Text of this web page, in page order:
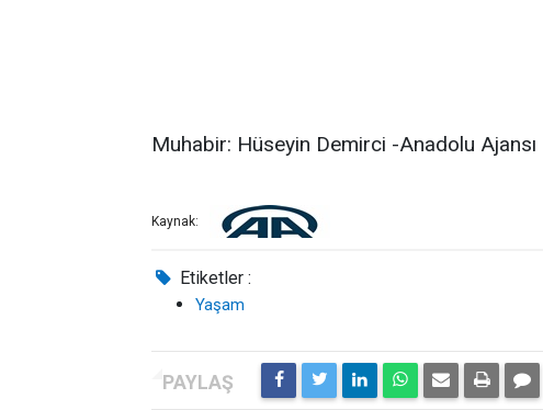
Muhabir: Hüseyin Demirci -Anadolu Ajansı
Kaynak:
Etiketler :
Yaşam